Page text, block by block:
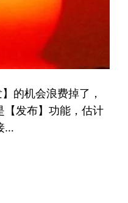
的机会浪费掉了，
【发布】功能，估计
…